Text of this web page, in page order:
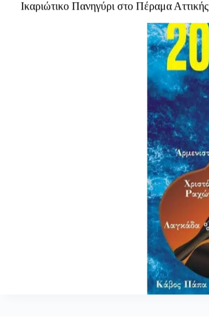
Ικαριώτικο Πανηγύρι στο Πέραμα Αττικής